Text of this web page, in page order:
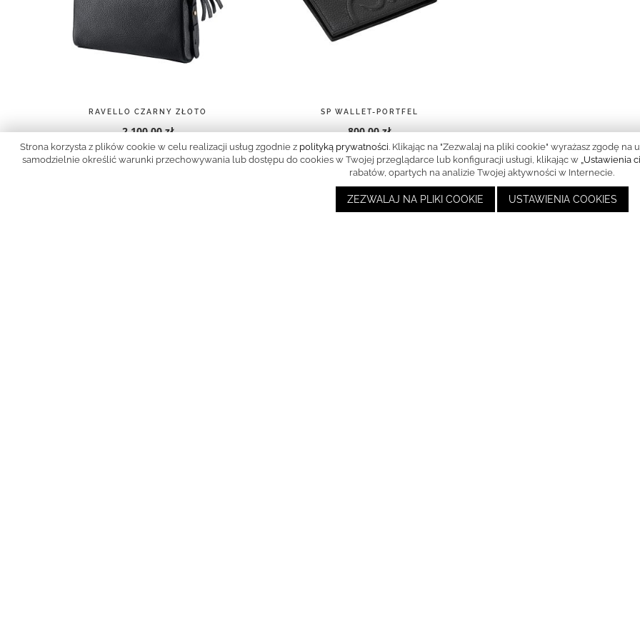
RAVELLO CZARNY ZŁOTO
2 100,00 zł
SP WALLET-PORTFEL
800,00 zł
Strona korzysta z plików cookie w celu realizacji usług zgodnie z polityką prywatności. Klikając na "Zezwalaj na pliki cookie" wyrażasz zgodę
samodzielnie określić warunki przechowywania lub dostępu do cookies w Twojej przeglądarce lub konfiguracji usługi, klikając w „Ustawienia
rabatów, opartych na analizie Twojej aktywności w Internecie.
ZEZWALAJ NA PLIKI COOKIE USTAWIENIA COOKIES